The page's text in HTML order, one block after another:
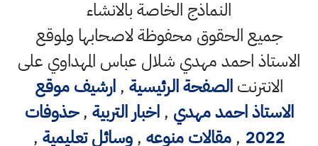
النماذج الخاصة بالانشاء
جميع الحقوق محفوظة لاصحابها ولموقع
الاستاذ احمد مهدي شلال عباس المهداوي على
الانترنتالصفحة الرئيسية ,ارشيف موقع
الاستاذ احمد مهدي ,اخبار التربية ,حذوفات
2022
,مقالات منوعه ,وسائل تعليمية ,